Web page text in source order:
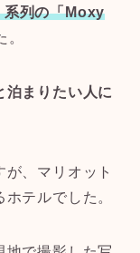
列の「Moxy
泊まりたい人に
、マリオット
テルでした。